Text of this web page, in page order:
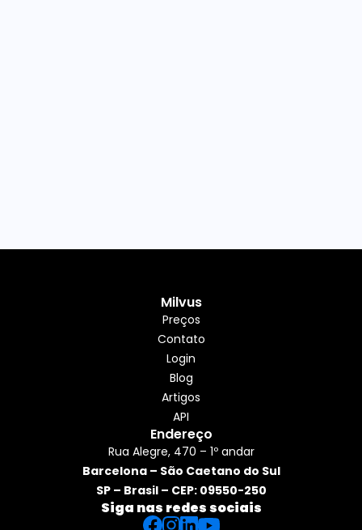
Milvus
Preços
Contato
Login
Blog
Artigos
API
Endereço
Rua Alegre, 470 – 1º andar
Barcelona – São Caetano do Sul
SP – Brasil – CEP: 09550-250
Siga nas redes sociais